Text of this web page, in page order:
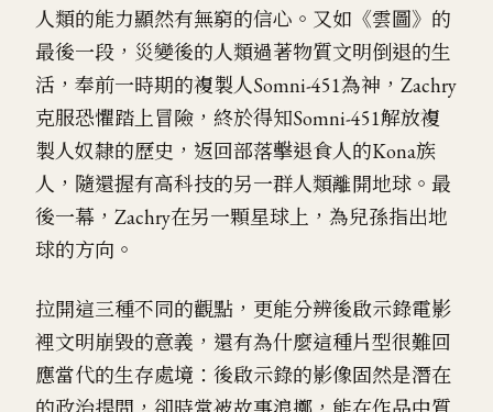
人類的能力顯然有無窮的信心。又如《雲圖》的
最後一段，災變後的人類過著物質文明倒退的生
活，奉前一時期的複製人Somni-451為神，Zachry
克服恐懼踏上冒險，終於得知Somni-451解放複
製人奴隸的歷史，返回部落擊退食人的Kona族
人，隨還握有高科技的另一群人類離開地球。最
後一幕，Zachry在另一顆星球上，為兒孫指出地
球的方向。
拉開這三種不同的觀點，更能分辨後啟示錄電影
裡文明崩毀的意義，還有為什麼這種片型很難回
應當代的生存處境：後啟示錄的影像固然是潛在